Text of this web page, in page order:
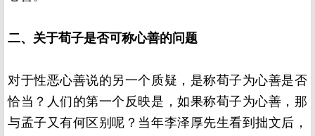
二、关于荀子是否可称心善的问题
对于性恶心善说的另一个质疑，是称荀子为心善是否
恰当？人们的第一个反映是，如果称荀子为心善，那
与孟子又有何区别呢？当年李泽厚先生看到拙文后，